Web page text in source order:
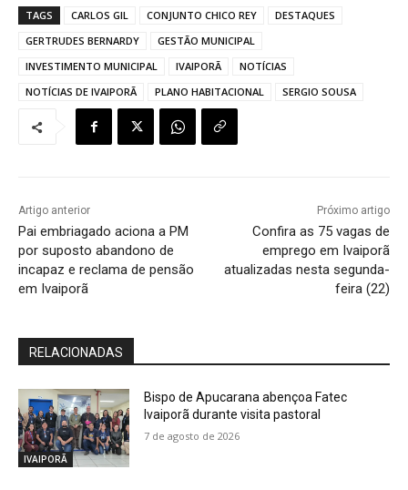
TAGS CARLOS GIL CONJUNTO CHICO REY
DESTAQUES
GERTRUDES BERNARDY
GESTÃO MUNICIPAL
INVESTIMENTO MUNICIPAL
IVAIPORÃ
NOTÍCIAS
NOTÍCIAS DE IVAIPORÃ
PLANO HABITACIONAL SERGIO SOUSA
Artigo anterior
Pai embriagado aciona a PM
por suposto abandono de
incapaz e reclama de pensão
em Ivaiporã
Próximo artigo
Confira as 75 vagas de
emprego em Ivaiporã
atualizadas nesta segunda-
feira (22)
RELACIONADAS
IVAIPORÃ
Bispo de Apucarana abençoa Fatec
Ivaiporã durante visita pastoral
7 de agosto de 2026